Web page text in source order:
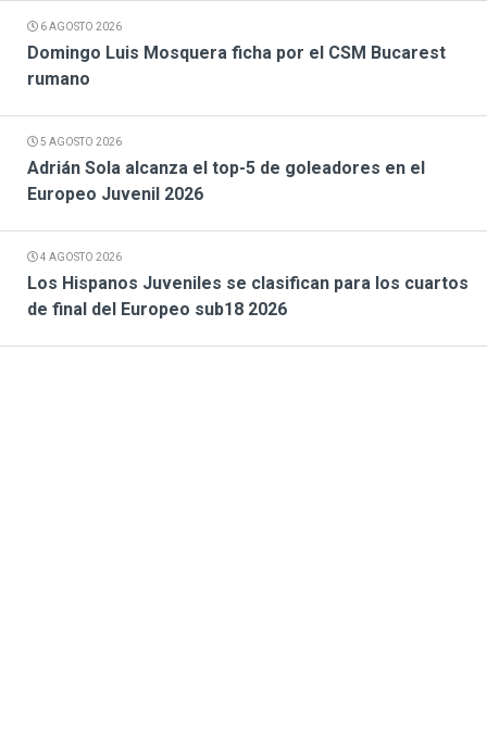
6 AGOSTO 2026
Domingo Luis Mosquera ficha por el CSM Bucarest
rumano
5 AGOSTO 2026
Adrián Sola alcanza el top-5 de goleadores en el
Europeo Juvenil 2026
4 AGOSTO 2026
Los Hispanos Juveniles se clasifican para los cuartos
de final del Europeo sub18 2026